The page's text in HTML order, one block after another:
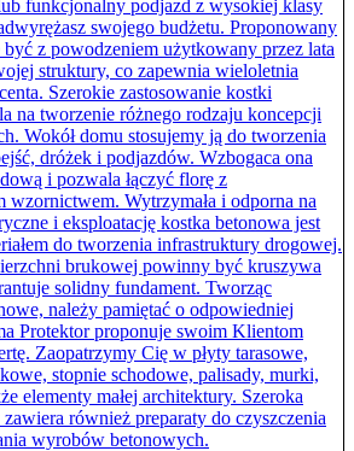
funkcjonalny podjazd z wysokiej klasy
swojego budżetu. Proponowany
być z powodzeniem użytkowany przez lata
struktury, co zapewnia wieloletnia
Szerokie zastosowanie kostki
na tworzenie różnego rodzaju koncepcji
Wokół domu stosujemy ją do tworzenia
dróżek i podjazdów. Wzbogaca ona
i pozwala łączyć florę z
wzornictwem. Wytrzymała i odporna na
i eksploatację kostka betonowa jest
do tworzenia infrastruktury drogowej.
brukowej powinny być kruszywa
solidny fundament. Tworząc
należy pamiętać o odpowiedniej
Protektor proponuje swoim Klientom
Zaopatrzymy Cię w płyty tarasowe,
stopnie schodowe, palisady, murki,
elementy małej architektury. Szeroka
również preparaty do czyszczenia
wyrobów betonowych.